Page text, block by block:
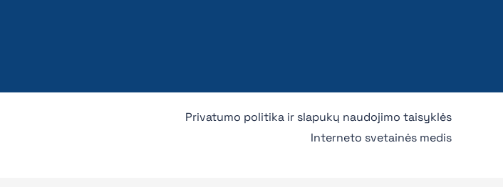
Privatumo politika ir slapukų naudojimo taisyklės
Interneto svetainės medis